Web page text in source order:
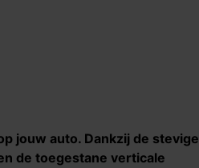
jouw auto. Dankzij de stevige
de toegestane verticale